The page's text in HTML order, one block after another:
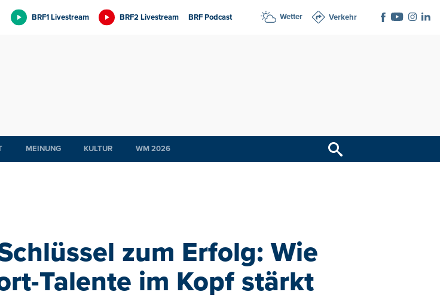
BRF1 Livestream BRF2 Livestream BRF Podcast Wetter Verkehr
MEINUNG KULTUR WM 2026
zum Erfolg: Wie
Talente im Kopf stärkt